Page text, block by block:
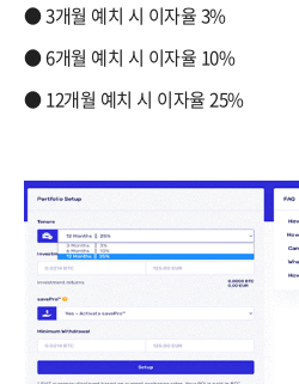
● 3개월 예치 시 이자율 3%
●​ 6개월 예치 시 이자율 10%
●​ 12개월 예치 시 이자율 25%